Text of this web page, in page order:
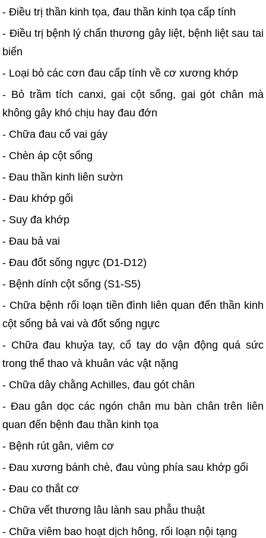
- Điều trị thần kinh tọa, đau thần kinh tọa cấp tính
- Điều trị bệnh lý chấn thương gây liệt, bệnh liệt sau tai
biến
- Loại bỏ các cơn đau cấp tính về cơ xương khớp
- Bỏ trầm tích canxi, gai cột sống, gai gót chân mà
không gây khó chịu hay đau đớn
- Chữa đau cổ vai gáy
- Chèn áp cột sống
- Đau thần kinh liên sườn
- Đau khớp gối
- Suy đa khớp
- Đau bả vai
- Đau đốt sống ngực (D1-D12)
- Bệnh dính cột sống (S1-S5)
- Chữa bệnh rối loạn tiền đình liên quan đến thần kinh
cột sống bả vai và đốt sống ngực
- Chữa đau khuỷa tay, cổ tay do vận động quá sức
trong thể thao và khuân vác vật nặng
- Chữa dây chằng Achilles, đau gót chân
- Đau gân dọc các ngón chân mu bàn chân trên liên
quan đến bệnh đau thần kinh tọa
- Bệnh rút gân, viêm cơ
- Đau xương bánh chè, đau vùng phía sau khớp gối
- Đau co thắt cơ
- Chữa vết thương lâu lành sau phẫu thuật
- Chữa viêm bao hoạt dịch hông, rối loạn nội tạng